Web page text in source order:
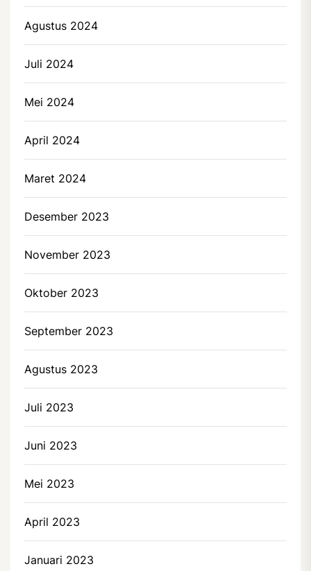
Agustus 2024
Juli 2024
Mei 2024
April 2024
Maret 2024
Desember 2023
November 2023
Oktober 2023
September 2023
Agustus 2023
Juli 2023
Juni 2023
Mei 2023
April 2023
Januari 2023